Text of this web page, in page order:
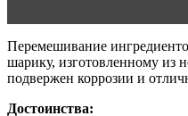
Перемешивание
шарику, изготовленному из
подвержен коррозии и
Достоинства: